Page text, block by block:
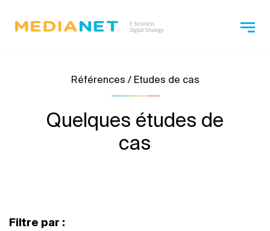
Références / Etudes de cas
Quelques études de
cas
Filtre par :